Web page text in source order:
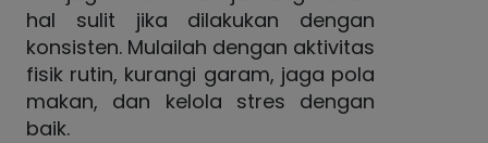
hal sulit jika dilakukan dengan
konsisten. Mulailah dengan aktivitas
fisik rutin, kurangi garam, jaga pola
makan, dan kelola stres dengan
baik.